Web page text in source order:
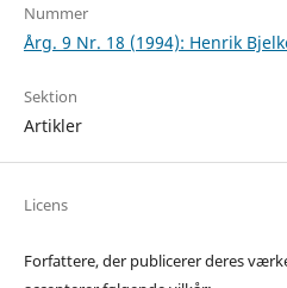
Nummer
Årg. 9 Nr. 18 (1994): Henrik
Sektion
Artikler
Licens
Forfattere, der publicerer deres